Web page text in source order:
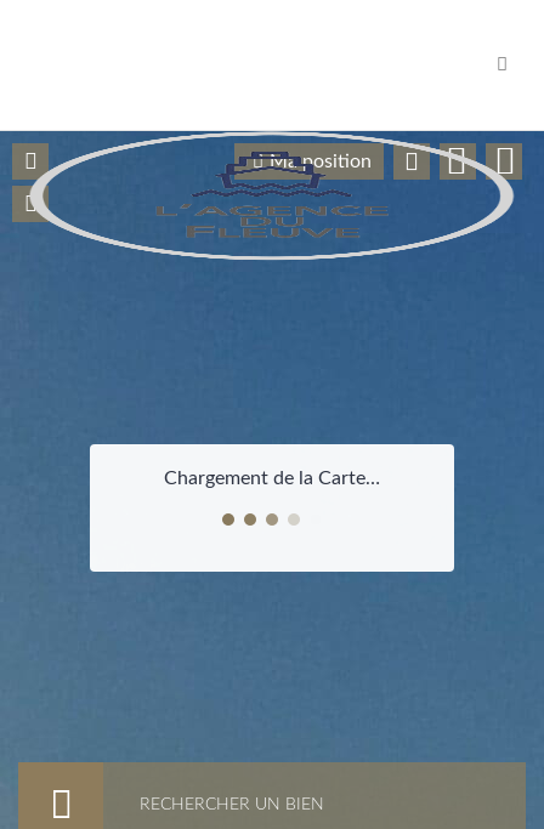
Ma position
Chargement de la Carte…
RECHERCHER UN BIEN